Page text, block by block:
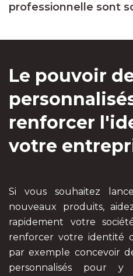
professionnelle sont
Le pouvoir
renforcer
votre
Si vous souhaitez
nouveaux produits,
rapidement votre
renforcer votre identité
par exemple concevoir
personnalisés pour y